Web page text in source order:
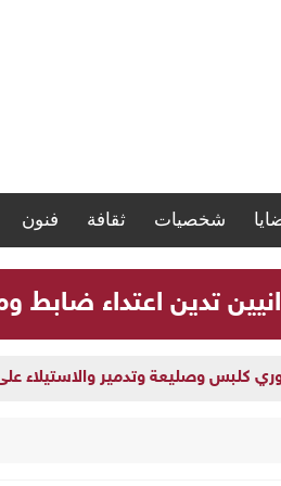
شخصيات ثقافة فنون
تدين اعتداء
وصليعة وتدمير والاستيلاء على ٦٥ عربة
في ولاية النيل الأبيض